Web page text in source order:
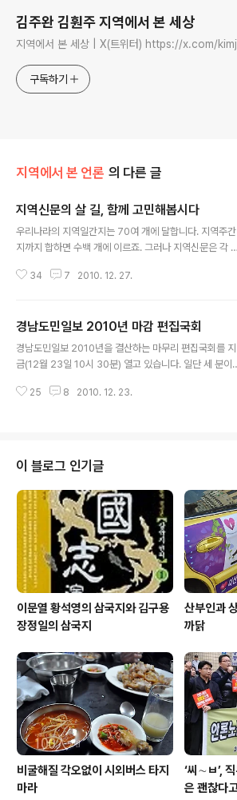
김주완 김훤주 지역에서 본 세상
지역에서 본 세상 | X(트위터) https://x.com/
구독하기
지역에서 본 언론 의 다른 글
지역신문의 살 길, 함께 고민해봅시다
우리나라의 지역일간지는 70여 개에 달합니다. 지역주간
지까지 합하면 수백 개에 이르죠. 그러나 지역신문은 각 지
지역별로 분산되어 있다 보니 그렇다고 할 수도 있겠지만,
치는 독자층을 두고 있는 지역신문은 서로 경쟁할 수도 있
습니다. 그러나 지역신문의 진짜 경쟁자는 같은 지역신문
이 아니라 서울지(이른바 '중앙지')입니다. 실제로 우리 경
서울지를 구독하는 독자들이 훨씬 많습니다. 따라서 같은
34 7 2010. 12. 27.
경남도민일보 2010년 마감 편집국회
경남도민일보 2010년을 결산하는 마무리 편집국회를 지
금(12월 23일 10시 30분) 열고 있습니다. 일단 세 분이
고 교사)이 '2010년 지면평가위원회가 본 경남도민일
의 변화와 과제'라는 주제로 발표합니다. 현재는 신종만 위
원장이 발표 중인데, "무엇보다 쟁점과 의제를 만들고 선택
하고 부각하고 탐사하는 조직의 능력이 있어야 한다." "중
요한 것은 더 중요하게, 유용한 것은 더 유용하게, 재미있
것은 더 재미나게, 생활밀착은 더욱 친근하게 다가가 독자
의 요구와 심리, 정보처리 기제..
25 8 2010. 12. 23.
이 블로그 인기글
이문열 황석영의 삼국지와 김구용
장정일의 삼국지
산부인과
까닭
비굴해질 각오없이 시외버스 타지
마라
‘씨∼ㅂ’,
은 괜찮다